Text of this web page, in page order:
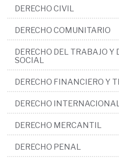
DERECHO CIVIL
DERECHO COMUNITARIO
DERECHO DEL TRABAJO Y
SOCIAL
DERECHO FINANCIERO Y
DERECHO INTERNACIONAL
DERECHO MERCANTIL
DERECHO PENAL